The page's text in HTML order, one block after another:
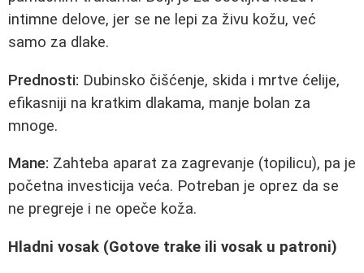
intimne delove, jer se ne lepi za živu kožu, već
samo za dlake.
Prednosti: Dubinsko čišćenje, skida i mrtve ćelije,
efikasniji na kratkim dlakama, manje bolan za
mnoge.
Mane: Zahteba aparat za zagrevanje (topilicu), pa je
početna investicija veća. Potreban je oprez da se
ne pregreje i ne opeče koža.
Hladni vosak (Gotove trake ili vosak u patroni)